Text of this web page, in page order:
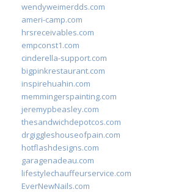
wendyweimerdds.com
ameri-camp.com
hrsreceivables.com
empconst1.com
cinderella-support.com
bigpinkrestaurant.com
inspirehuahin.com
memmingerspainting.com
jeremypbeasley.com
thesandwichdepotcos.com
drgiggleshouseofpain.com
hotflashdesigns.com
garagenadeau.com
lifestylechauffeurservice.com
EverNewNails.com